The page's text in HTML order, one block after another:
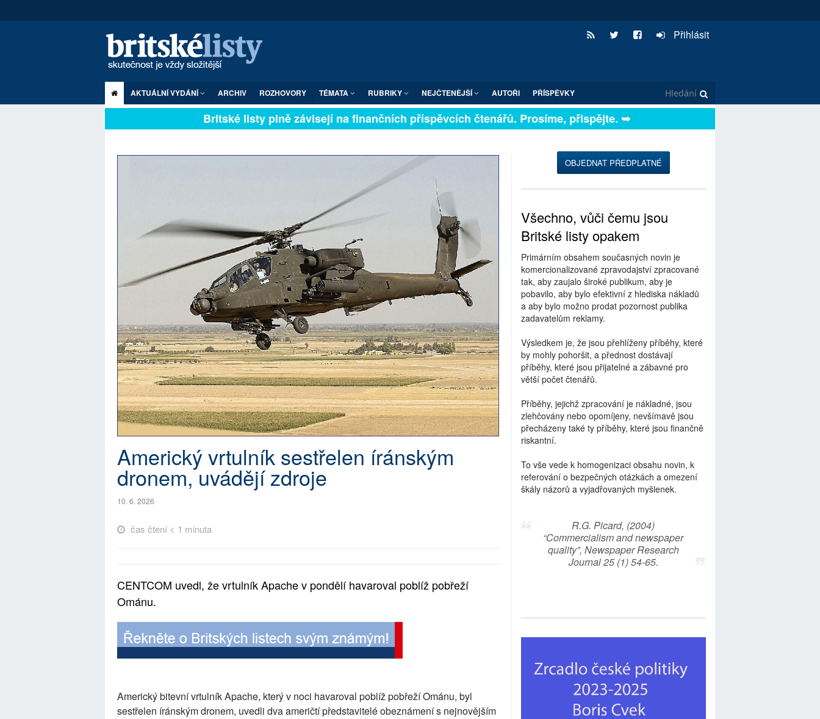
Přihlásit
AKTUÁLNÍ VYDÁNÍ ARCHIV ROZHOVORY TÉMATA RUBRIKY NEJČTENĚJŠÍ AUTOŘI PŘÍSPĚVKY
Britské listy plně závisejí na finančních příspěvcích čtenářů. Prosíme, přispějte. ➥
Americký vrtulník sestřelen íránským
dronem, uvádějí zdroje
10. 6. 2026
čas čtení < 1 minuta
CENTCOM uvedl, že vrtulník Apache v pondělí havaroval poblíž pobřeží
Ománu.
Americký bitevní vrtulník Apache, který v noci havaroval poblíž pobřeží Ománu, byl
sestřelen íránským dronem, uvedli dva američtí představitelé obeznámení s nejnovějším
OBJEDNAT PŘEDPLATNÉ
Všechno, vůči čemu jsou
Britské listy opakem
Primárním obsahem současných novin je
komercionalizované zpravodajství zpracované
tak, aby zaujalo široké publikum, aby je
pobavilo, aby bylo efektivní z hlediska nákladů
a aby bylo možno prodat pozornost publika
zadavatelům reklamy.
Výsledkem je, že jsou přehlíženy příběhy, které
by mohly pohoršit, a přednost dostávají
příběhy, které jsou přijatelné a zábavné pro
větší počet čtenářů.
Příběhy, jejichž zpracování je nákladné, jsou
zlehčovány nebo opomíjeny, nevšímavě jsou
přecházeny také ty příběhy, které jsou finančně
riskantní.
To vše vede k homogenizaci obsahu novin, k
referování o bezpečných otázkách a omezení
škály názorů a vyjadřovaných myšlenek.
R.G. Picard, (2004)
“Commercialism and newspaper
quality”, Newspaper Research
Journal 25 (1) 54-65.